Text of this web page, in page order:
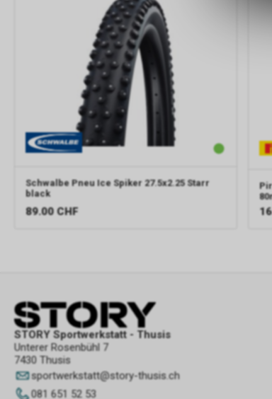
Schwalbe Pneu Ice Spiker 27.5x2.25 Starr
black
89.00 CHF
STORY Sportwerkstatt - Thusis
Unterer Rosenbühl 7
7430 Thusis
sportwerkstatt@story-thusis.ch
081 651 52 53